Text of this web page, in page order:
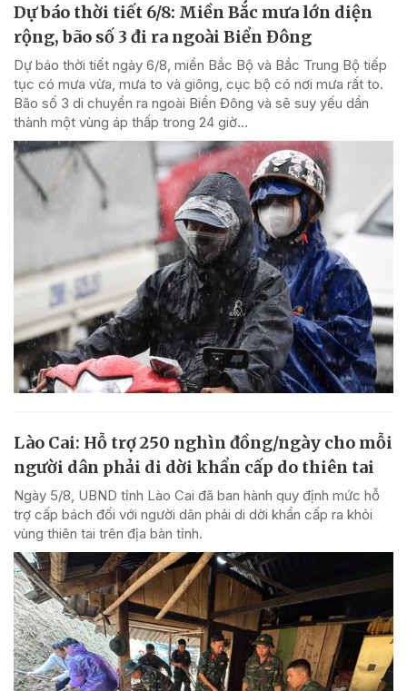
Dự báo thời tiết 6/8: Miền Bắc mưa lớn diện
rộng, bão số 3 đi ra ngoài Biển Đông
Dự báo thời tiết ngày 6/8, miền Bắc Bộ và Bắc Trung Bộ tiếp
tục có mưa vừa, mưa to và giông, cục bộ có nơi mưa rất to.
Bão số 3 di chuyển ra ngoài Biển Đông và sẽ suy yếu dần
thành một vùng áp thấp trong 24 giờ...
Lào Cai: Hỗ trợ 250 nghìn đồng/ngày cho mỗi
người dân phải di dời khẩn cấp do thiên tai
Ngày 5/8, UBND tỉnh Lào Cai đã ban hành quy định mức hỗ
trợ cấp bách đối với người dân phải di dời khẩn cấp ra khỏi
vùng thiên tai trên địa bàn tỉnh.